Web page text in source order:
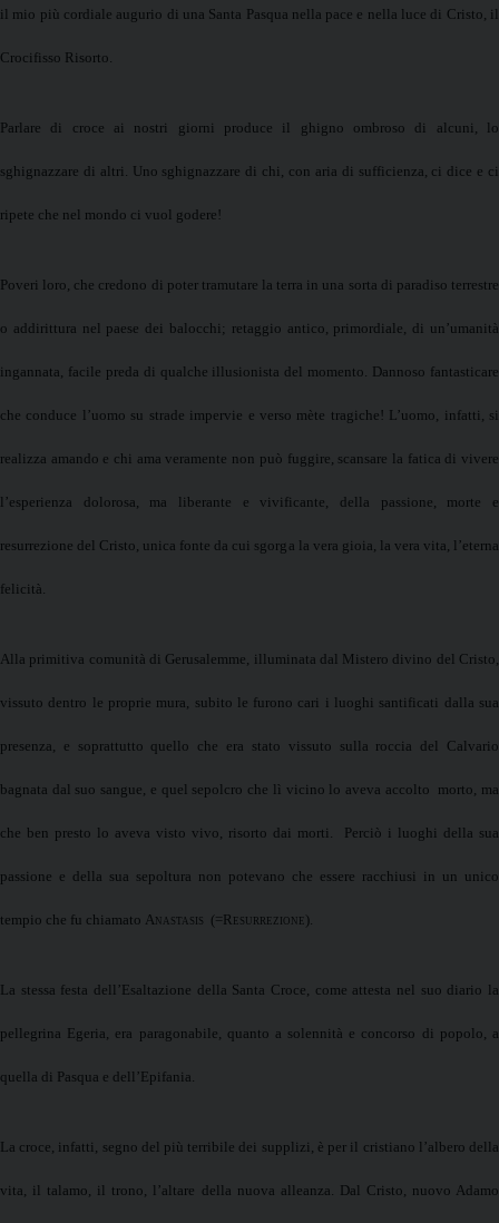
il mio più cordiale augurio di una Santa Pasqua nella pace e nella luce di Cristo, il
Crocifisso Risorto.
Parlare di croce ai nostri giorni produce il ghigno ombroso di alcuni, lo
sghignazzare di altri. Uno sghignazzare di chi, con aria di sufficienza, ci dice e ci
ripete che nel mondo ci vuol godere!
Poveri loro, che credono di poter tramutare la terra in una sorta di paradiso terrestre
o addirittura nel paese dei balocchi; retaggio antico, primordiale, di un’umanità
ingannata, facile preda di qualche illusionista del momento. Dannoso fantasticare
che conduce l’uomo su strade impervie e verso mète tragiche! L’uomo, infatti, si
realizza amando e chi ama veramente non può fuggire, scansare la fatica di vivere
l’esperienza dolorosa, ma liberante e vivificante, della passione, morte e
resurrezione del Cristo, unica fonte da cui sgorga la vera gioia, la vera vita, l’eterna
felicità.
Alla primitiva comunità di Gerusalemme, illuminata dal Mistero divino del Cristo,
vissuto dentro le proprie mura, subito le furono cari i luoghi santificati dalla sua
presenza, e soprattutto quello che era stato vissuto sulla roccia del Calvario
bagnata dal suo sangue, e quel sepolcro che lì vicino lo aveva accolto morto, ma
che ben presto lo aveva visto vivo, risorto dai morti. Perciò i luoghi della sua
passione e della sua sepoltura non potevano che essere racchiusi in un unico
tempio che fu chiamato Anastasis (=Resurrezione ).
La stessa festa dell’Esaltazione della Santa Croce, come attesta nel suo diario la
pellegrina Egeria, era paragonabile, quanto a solennità e concorso di popolo, a
quella di Pasqua e dell’Epifania.
La croce, infatti, segno del più terribile dei supplizi, è per il cristiano l’albero della
vita, il talamo, il trono, l’altare della nuova alleanza. Dal Cristo, nuovo Adamo